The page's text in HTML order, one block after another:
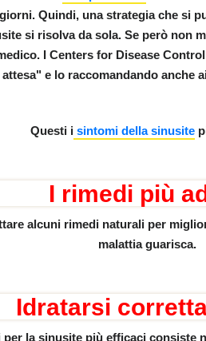
. Quindi, una strategia che si
si risolva da sola. Se però non
I Centers for Disease
e lo raccomandando anche
Questi i sintomi della sinusite
I rimedi più
alcuni rimedi naturali per
malattia guarisca.
Idratarsi
la sinusite più efficaci consiste